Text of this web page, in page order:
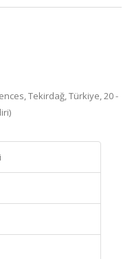
Tekirdağ, Türkiye, 20 -